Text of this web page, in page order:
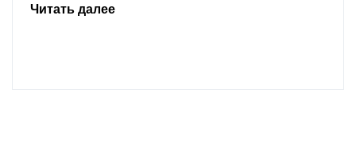
Читать далее